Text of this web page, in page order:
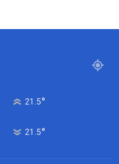
21.5°
21.5°